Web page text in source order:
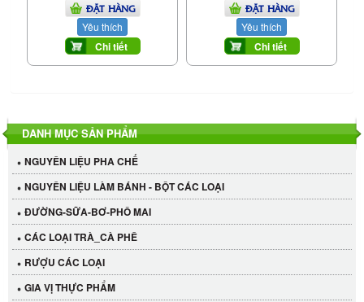
ĐẶT HÀNG
Yêu thích
Chi tiết
ĐẶT HÀNG
Yêu thích
Chi tiết
DANH MỤC SẢN PHẨM
NGUYÊN LIỆU PHA CHẾ
NGUYÊN LIỆU LÀM BÁNH - BỘT CÁC LOẠI
ĐƯỜNG-SỮA-BƠ-PHÔ MAI
CÁC LOẠI TRÀ_CÀ PHÊ
RƯỢU CÁC LOẠI
GIA VỊ THỰC PHẨM